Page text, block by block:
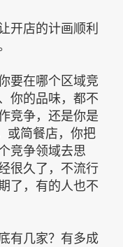
店的计画顺利
要在哪个区域竞
你的品味，都不
竞争，还是你是
或简餐店，你把
竞争领域去思
很久了，不流行
了，有的人也不
有几家？有多成